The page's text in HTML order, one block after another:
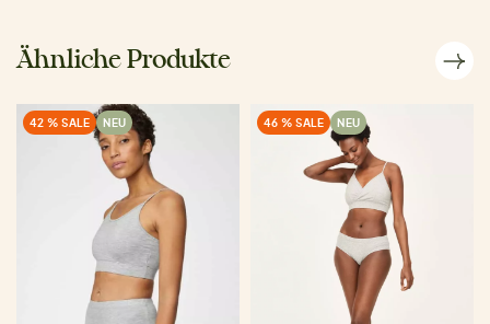
Ähnliche Produkte
42 % SALE NEU 46 % SALE NEU